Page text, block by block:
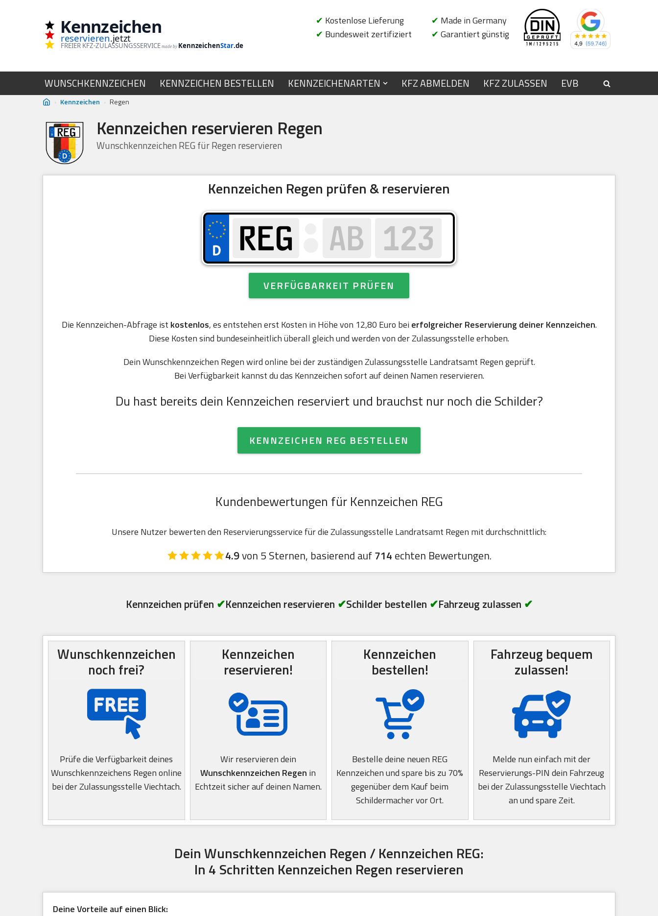
Kennzeichen
reservieren.jetzt
FREIER KFZ-ZULASSUNGSSERVICE made by KennzeichenStar.de
✔ Kostenlose Lieferung
✔ Bundesweit zertifiziert
✔ Made in Germany
✔ Garantiert günstig
WUNSCHKENNZEICHEN KENNZEICHEN BESTELLEN KENNZEICHENARTEN KFZ ABMELDEN KFZ ZULASSEN EVB
› Kennzeichen › Regen
Kennzeichen reservieren Regen
Wunschkennzeichen REG für Regen reservieren
Kennzeichen Regen prüfen & reservieren
VERFÜGBARKEIT PRÜFEN
Die Kennzeichen-Abfrage ist kostenlos, es entstehen erst Kosten in Höhe von 12,80 Euro beierfolgreicher Reservierung deiner Kennzeichen.
Diese Kosten sind bundeseinheitlich überall gleich und werden von der Zulassungsstelle erhoben.
Dein Wunschkennzeichen Regen wird online bei der zuständigen Zulassungsstelle Landratsamt Regen geprüft.
Bei Verfügbarkeit kannst du das Kennzeichen sofort auf deinen Namen reservieren.
Du hast bereits dein Kennzeichen reserviert und brauchst nur noch die Schilder?
KENNZEICHEN REG BESTELLEN
Kundenbewertungen für Kennzeichen REG
Unsere Nutzer bewerten den Reservierungsservice für die Zulassungsstelle Landratsamt Regen mit durchschnittlich:
4.9von 5 Sternen, basierend auf714 echten Bewertungen.
Kennzeichen prüfen ✔Kennzeichen reservieren ✔Schilder bestellen ✔Fahrzeug zulassen ✔
Wunschkennzeichen
noch frei?
Prüfe die Verfügbarkeit deines
Wunschkennzeichens Regen online
bei der Zulassungsstelle Viechtach.
Kennzeichen
reservieren!
Wir reservieren dein
Wunschkennzeichen Regen in
Echtzeit sicher auf deinen Namen.
Kennzeichen
bestellen!
Bestelle deine neuen REG
Kennzeichen und spare bis zu 70%
gegenüber dem Kauf beim
Schildermacher vor Ort.
Fahrzeug bequem
zulassen!
Melde nun einfach mit der
Reservierungs-PIN dein Fahrzeug
bei der Zulassungsstelle Viechtach
an und spare Zeit.
Dein Wunschkennzeichen Regen / Kennzeichen REG:
In 4 Schritten Kennzeichen Regen reservieren
Deine Vorteile auf einen Blick: